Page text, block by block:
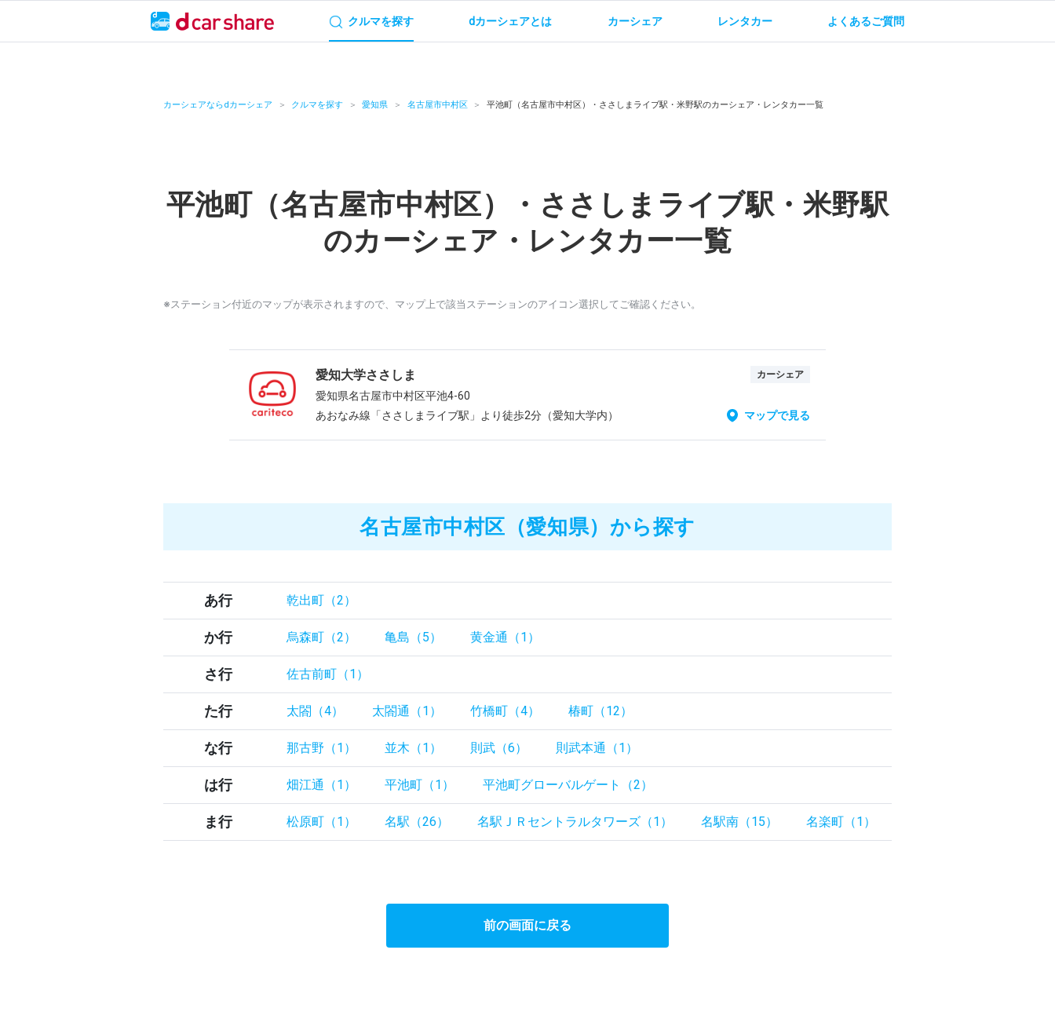
クルマを探す dカーシェアとは カーシェア レンタカー よくあるご質問
カーシェアならdカーシェア クルマを探す 愛知県 名古屋市中村区 平池町（名古屋市中村区）・ささしまライブ駅・米野駅のカーシェア・レンタカー一覧
平池町（名古屋市中村区）・ささしまライブ駅・米野駅
のカーシェア・レンタカー一覧
※ステーション付近のマップが表示されますので、マップ上で該当ステーションのアイコン選択してご確認ください。
愛知大学ささしま カーシェア
愛知県名古屋市中村区平池4-60
あおなみ線「ささしまライブ駅」より徒歩2分（愛知大学内）
マップで見る
名古屋市中村区（愛知県）から探す
あ行 乾出町（2）
か行 烏森町（2） 亀島（5） 黄金通（1）
さ行 佐古前町（1）
た行 太閤（4） 太閤通（1） 竹橋町（4） 椿町（12）
な行 那古野（1） 並木（1） 則武（6） 則武本通（1）
は行 畑江通（1） 平池町（1） 平池町グローバルゲート（2）
ま行 松原町（1） 名駅（26） 名駅ＪＲセントラルタワーズ（1） 名駅南（15） 名楽町（1）
前の画面に戻る
よくあるご質問・お問い合わせ